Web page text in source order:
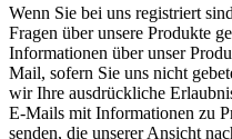
Wenn Sie bei uns registriert
Fragen über unsere Produkte
Informationen über unser
Mail, sofern Sie uns nicht
wir Ihre ausdrückliche
E-Mails mit Informationen zu
senden, die unserer Ansicht